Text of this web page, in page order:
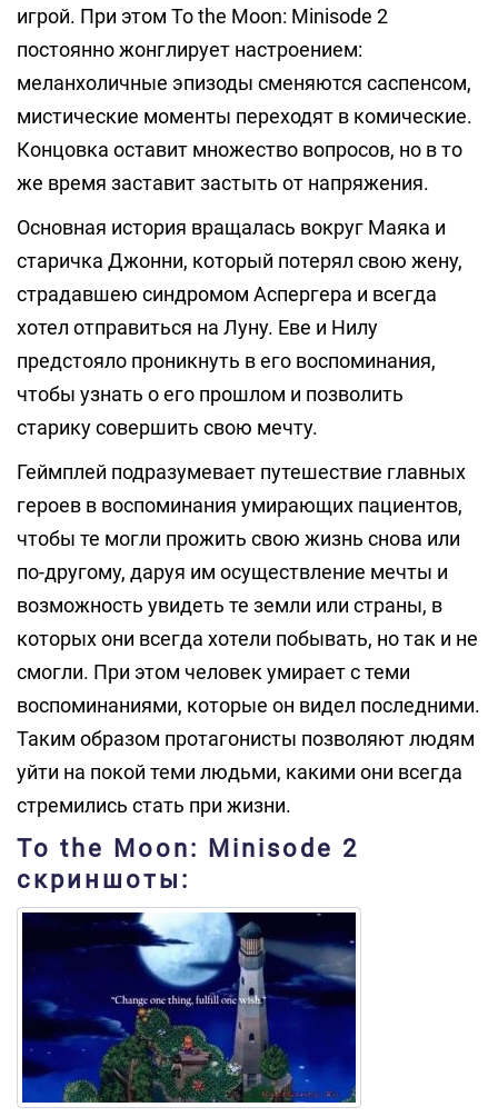
игрой. При этом To the Moon: Minisode 2
постоянно жонглирует настроением:
меланхоличные эпизоды сменяются саспенсом,
мистические моменты переходят в комические.
Концовка оставит множество вопросов, но в то
же время заставит застыть от напряжения.
Основная история вращалась вокруг Маяка и
старичка Джонни, который потерял свою жену,
страдавшею синдромом Аспергера и всегда
хотел отправиться на Луну. Еве и Нилу
предстояло проникнуть в его воспоминания,
чтобы узнать о его прошлом и позволить
старику совершить свою мечту.
Геймплей подразумевает путешествие главных
героев в воспоминания умирающих пациентов,
чтобы те могли прожить свою жизнь снова или
по-другому, даруя им осуществление мечты и
возможность увидеть те земли или страны, в
которых они всегда хотели побывать, но так и не
смогли. При этом человек умирает с теми
воспоминаниями, которые он видел последними.
Таким образом протагонисты позволяют людям
уйти на покой теми людьми, какими они всегда
стремились стать при жизни.
To the Moon: Minisode 2
скриншоты: